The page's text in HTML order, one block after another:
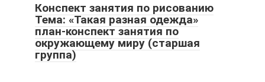
Конспект занятия по рисованию
Тема: «Такая разная одежда»
план-конспект занятия по
окружающему миру (старшая
группа)